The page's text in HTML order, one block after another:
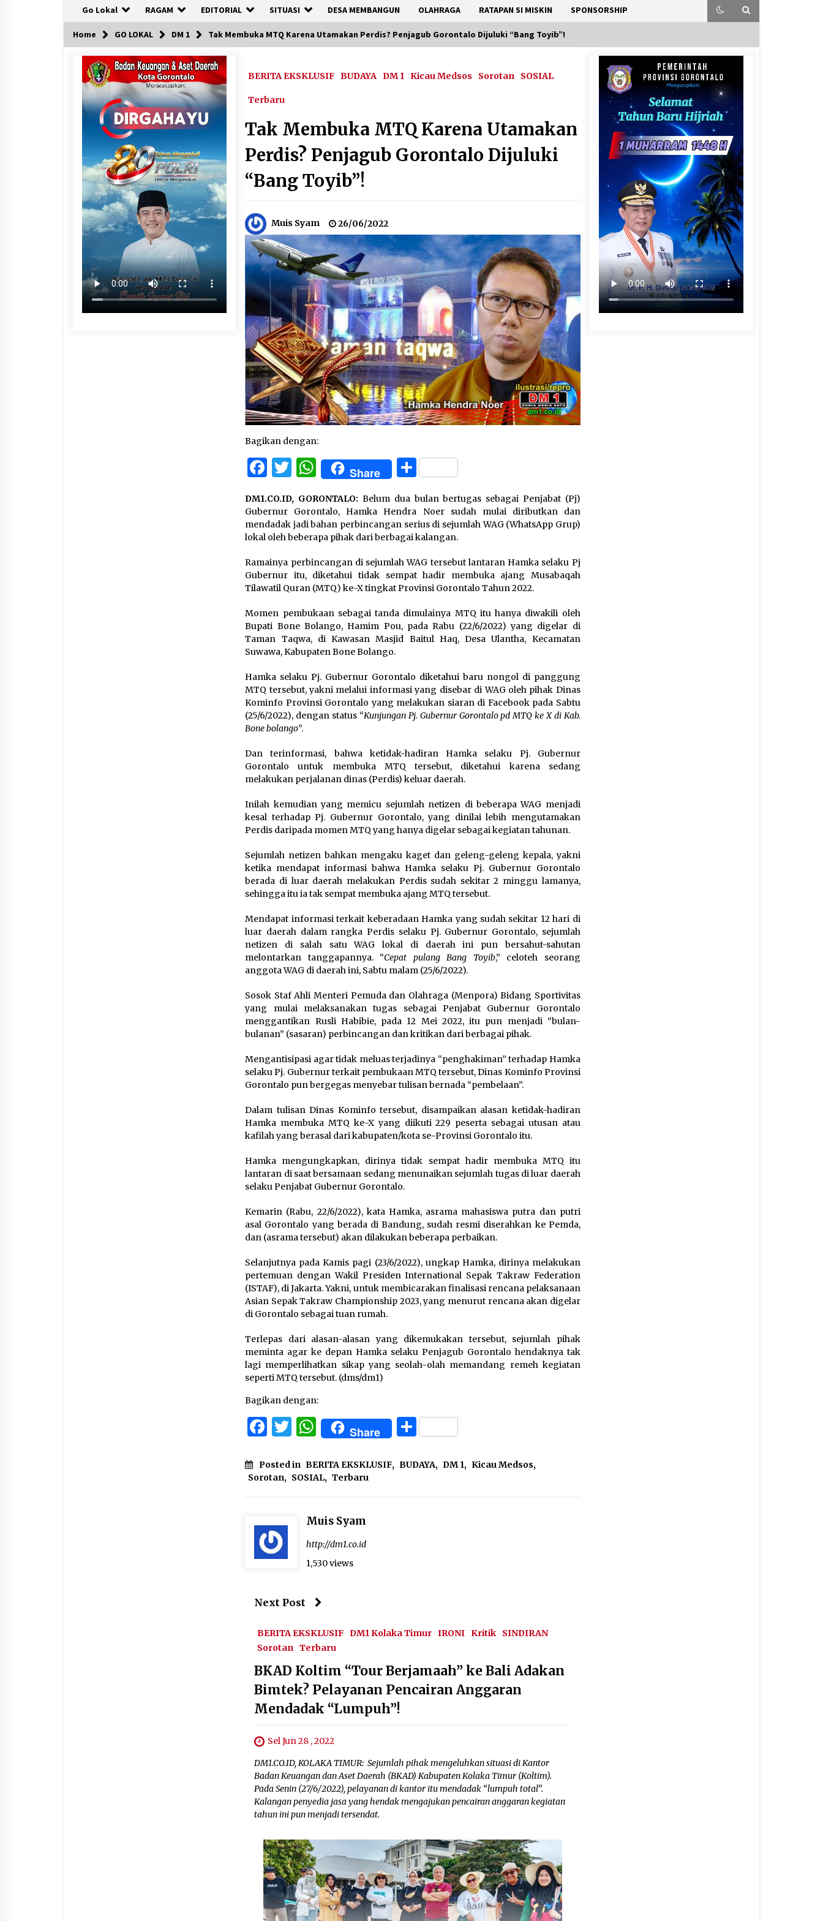
Go Lokal RAGAM EDITORIAL SITUASI DESA MEMBANGUN OLAHRAGA RATAPAN SI MISKIN SPONSORSHIP
Home GO LOKAL DM 1 Tak Membuka MTQ Karena Utamakan Perdis? Penjagub Gorontalo Dijuluki “Bang Toyib”!
BERITA EKSKLUSIF BUDAYA DM 1 Kicau Medsos Sorotan SOSIAL
Terbaru
Tak Membuka MTQ Karena Utamakan
Perdis? Penjagub Gorontalo Dijuluki
“Bang Toyib”!
Muis Syam 26/06/2022
Bagikan dengan:
Facebook
Twitter
WhatsApp
Share Share
DM1.CO.ID, GORONTALO: Belum dua bulan bertugas sebagai Penjabat (Pj)
Gubernur Gorontalo, Hamka Hendra Noer sudah mulai diributkan dan
mendadak jadi bahan perbincangan serius di sejumlah WAG (WhatsApp Grup)
lokal oleh beberapa pihak dari berbagai kalangan.
Ramainya perbincangan di sejumlah WAG tersebut lantaran Hamka selaku Pj
Gubernur itu, diketahui tidak sempat hadir membuka ajang Musabaqah
Tilawatil Quran (MTQ) ke-X tingkat Provinsi Gorontalo Tahun 2022.
Momen pembukaan sebagai tanda dimulainya MTQ itu hanya diwakili oleh
Bupati Bone Bolango, Hamim Pou, pada Rabu (22/6/2022) yang digelar di
Taman Taqwa, di Kawasan Masjid Baitul Haq, Desa Ulantha, Kecamatan
Suwawa, Kabupaten Bone Bolango.
Hamka selaku Pj. Gubernur Gorontalo diketahui baru nongol di panggung
MTQ tersebut, yakni melalui informasi yang disebar di WAG oleh pihak Dinas
Kominfo Provinsi Gorontalo yang melakukan siaran di Facebook pada Sabtu
(25/6/2022), dengan status “Kunjungan Pj. Gubernur Gorontalo pd MTQ ke X di Kab.
Bone bolango”.
Dan terinformasi, bahwa ketidak-hadiran Hamka selaku Pj. Gubernur
Gorontalo untuk membuka MTQ tersebut, diketahui karena sedang
melakukan perjalanan dinas (Perdis) keluar daerah.
Inilah kemudian yang memicu sejumlah netizen di beberapa WAG menjadi
kesal terhadap Pj. Gubernur Gorontalo, yang dinilai lebih mengutamakan
Perdis daripada momen MTQ yang hanya digelar sebagai kegiatan tahunan.
Sejumlah netizen bahkan mengaku kaget dan geleng-geleng kepala, yakni
ketika mendapat informasi bahwa Hamka selaku Pj. Gubernur Gorontalo
berada di luar daerah melakukan Perdis sudah sekitar 2 minggu lamanya,
sehingga itu ia tak sempat membuka ajang MTQ tersebut.
Mendapat informasi terkait keberadaan Hamka yang sudah sekitar 12 hari di
luar daerah dalam rangka Perdis selaku Pj. Gubernur Gorontalo, sejumlah
netizen di salah satu WAG lokal di daerah ini pun bersahut-sahutan
melontarkan tanggapannya. “Cepat pulang Bang Toyib,” celoteh seorang
anggota WAG di daerah ini, Sabtu malam (25/6/2022).
Sosok Staf Ahli Menteri Pemuda dan Olahraga (Menpora) Bidang Sportivitas
yang mulai melaksanakan tugas sebagai Penjabat Gubernur Gorontalo
menggantikan Rusli Habibie, pada 12 Mei 2022, itu pun menjadi “bulan-
bulanan” (sasaran) perbincangan dan kritikan dari berbagai pihak.
Mengantisipasi agar tidak meluas terjadinya “penghakiman” terhadap Hamka
selaku Pj. Gubernur terkait pembukaan MTQ tersebut, Dinas Kominfo Provinsi
Gorontalo pun bergegas menyebar tulisan bernada “pembelaan”.
Dalam tulisan Dinas Kominfo tersebut, disampaikan alasan ketidak-hadiran
Hamka membuka MTQ ke-X yang diikuti 229 peserta sebagai utusan atau
kafilah yang berasal dari kabupaten/kota se-Provinsi Gorontalo itu.
Hamka mengungkapkan, dirinya tidak sempat hadir membuka MTQ itu
lantaran di saat bersamaan sedang menunaikan sejumlah tugas di luar daerah
selaku Penjabat Gubernur Gorontalo.
Kemarin (Rabu, 22/6/2022), kata Hamka, asrama mahasiswa putra dan putri
asal Gorontalo yang berada di Bandung, sudah resmi diserahkan ke Pemda,
dan (asrama tersebut) akan dilakukan beberapa perbaikan.
Selanjutnya pada Kamis pagi (23/6/2022), ungkap Hamka, dirinya melakukan
pertemuan dengan Wakil Presiden International Sepak Takraw Federation
(ISTAF), di Jakarta. Yakni, untuk membicarakan finalisasi rencana pelaksanaan
Asian Sepak Takraw Championship 2023, yang menurut rencana akan digelar
di Gorontalo sebagai tuan rumah.
Terlepas dari alasan-alasan yang dikemukakan tersebut, sejumlah pihak
meminta agar ke depan Hamka selaku Penjagub Gorontalo hendaknya tak
lagi memperlihatkan sikap yang seolah-olah memandang remeh kegiatan
seperti MTQ tersebut. (dms/dm1)
Bagikan dengan:
Facebook
Twitter
WhatsApp
Share Share
Posted in BERITA EKSKLUSIF, BUDAYA, DM 1, Kicau Medsos,
Sorotan, SOSIAL, Terbaru
Muis Syam
http://dm1.co.id
1,530 views
Next Post
BERITA EKSKLUSIF DM1 Kolaka Timur IRONI Kritik
SINDIRAN
Sorotan Terbaru
BKAD Koltim “Tour Berjamaah” ke Bali Adakan
Bimtek? Pelayanan Pencairan Anggaran
Mendadak “Lumpuh”!
Sel Jun 28 , 2022
DM1.CO.ID, KOLAKA TIMUR: Sejumlah pihak mengeluhkan situasi di Kantor
Badan Keuangan dan Aset Daerah (BKAD) Kabupaten Kolaka Timur (Koltim).
Pada Senin (27/6/2022), pelayanan di kantor itu mendadak “lumpuh total”.
Kalangan penyedia jasa yang hendak mengajukan pencairan anggaran kegiatan
tahun ini pun menjadi tersendat.